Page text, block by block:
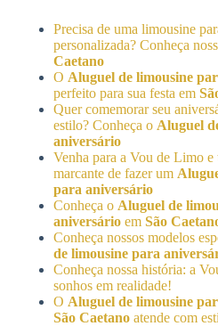
Precisa de uma limousine
personalizada? Conheça
Caetano
O Aluguel de limousine
perfeito para sua festa em
Quer comemorar seu
estilo? Conheça o Aluguel
aniversário
Venha para a Vou de Limo e
marcante de fazer um
para aniversário
Conheça o Aluguel de
aniversário em São
Conheça nossos modelos
de limousine para
Conheça nossa história: a
sonhos em realidade!
O Aluguel de limousine
São Caetano atende com